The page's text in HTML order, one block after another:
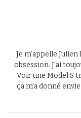
Je m’appelle
obsession. J’ai
Voir une Model S
ça m’a donné